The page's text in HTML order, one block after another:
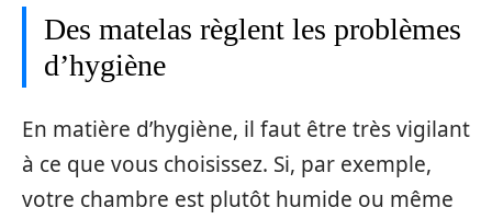
Des matelas règlent les problèmes
d’hygiène
En matière d’hygiène, il faut être très vigilant
à ce que vous choisissez. Si, par exemple,
votre chambre est plutôt humide ou même